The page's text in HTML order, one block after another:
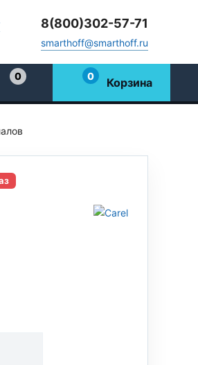
8(800)302-57-71
smarthoff@smarthoff.ru
0
0 Корзина